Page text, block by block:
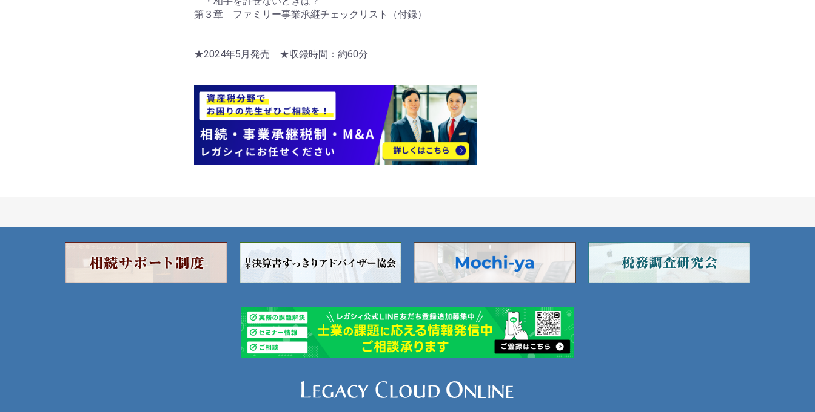
第３章 ファミリー事業承継チェックリスト（付録）
★2024年5月発売 ★収録時間：約60分